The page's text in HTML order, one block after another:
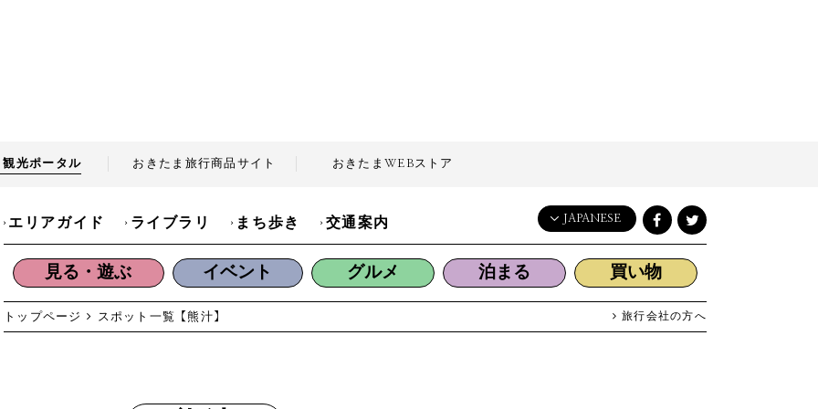
観光ポータル おきたま旅行商品 サイト おきたま WEBストア
エリアガイド ライブラリ まち歩き 交通案内 JAPANESE
English
日本語
简体中文
見る・遊ぶ イベント グルメ 泊まる 買い物
トップページ スポット一覧 【熊汁】 旅行会社の方へ